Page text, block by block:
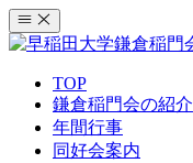
コ
ン
TOP
鎌倉稲門会の紹介
年間行事
同好会案内